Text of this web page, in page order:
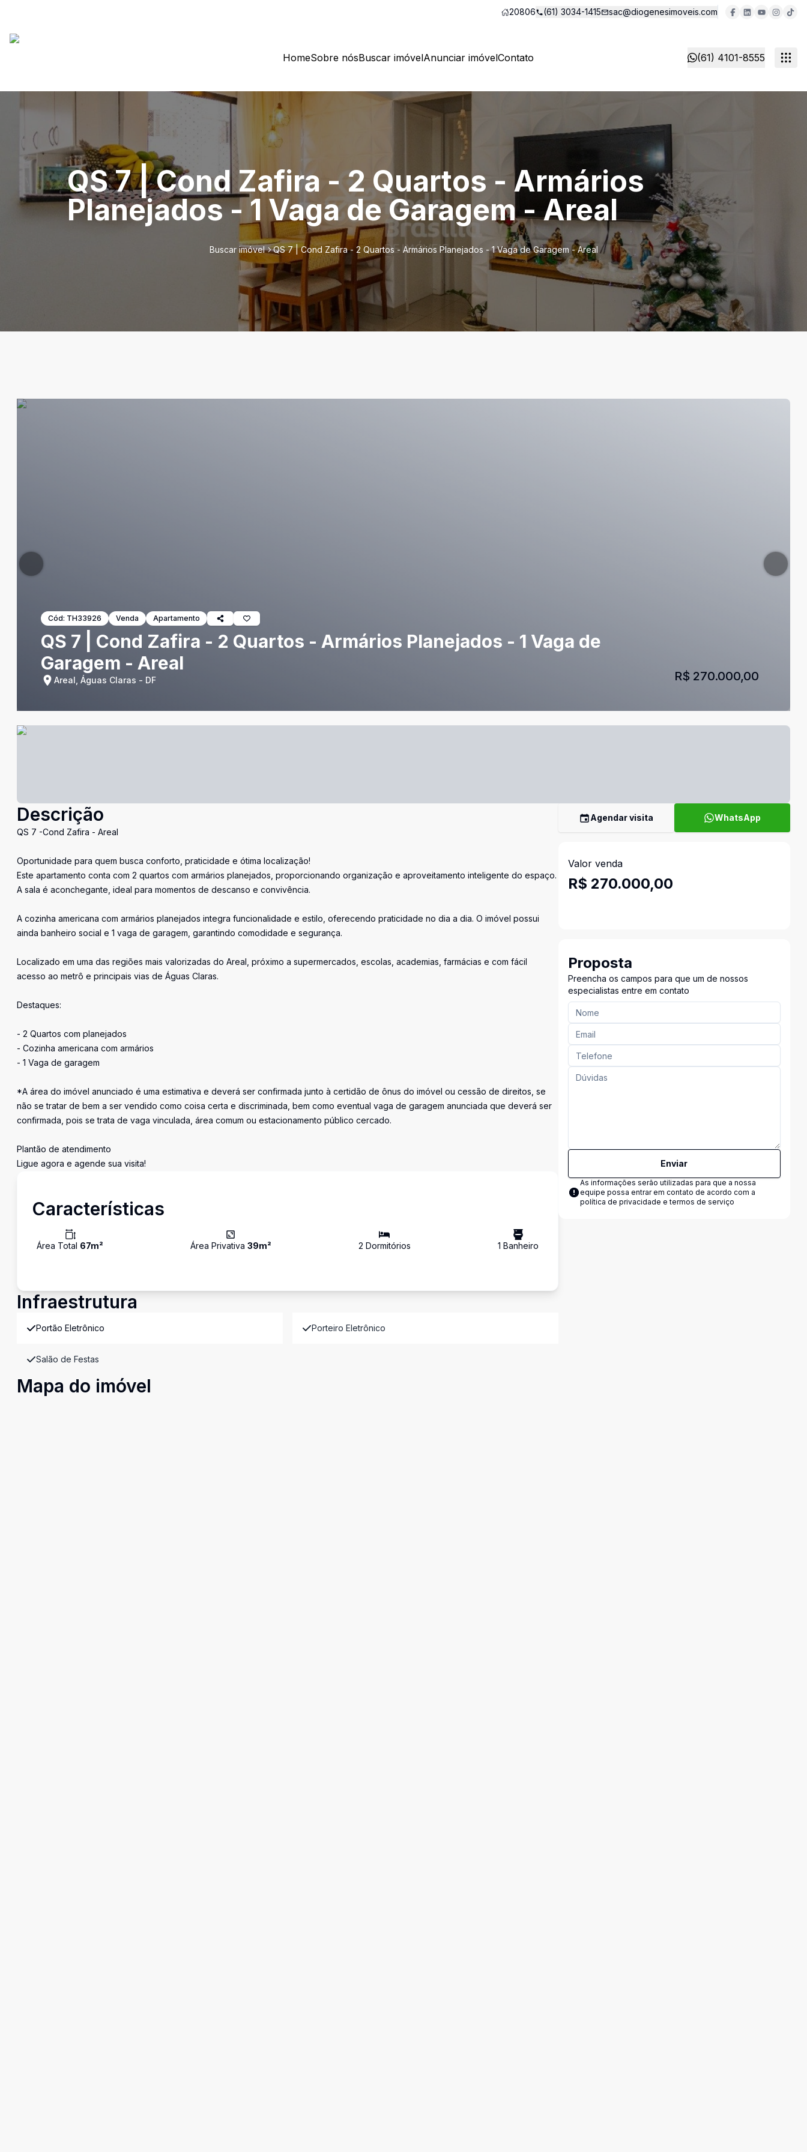
20806 (61) 3034-1415 sac@diogenesimoveis.com
HomeSobre nósBuscar imóvelAnunciar imóvelContato (61) 4101-8555
QS 7 | Cond Zafira - 2 Quartos - Armários
Planejados - 1 Vaga de Garagem - Areal
Buscar imóvel QS 7 | Cond Zafira - 2 Quartos - Armários Planejados - 1 Vaga de Garagem - Areal
Cód: TH33926 Venda Apartamento
QS 7 | Cond Zafira - 2 Quartos - Armários Planejados - 1 Vaga de
Garagem - Areal
Areal, Águas Claras - DF R$ 270.000,00
Descrição
QS 7 -Cond Zafira - Areal
Oportunidade para quem busca conforto, praticidade e ótima localização!
Este apartamento conta com 2 quartos com armários planejados, proporcionando organização e aproveitamento inteligente do espaço.
A sala é aconchegante, ideal para momentos de descanso e convivência.
A cozinha americana com armários planejados integra funcionalidade e estilo, oferecendo praticidade no dia a dia. O imóvel possui
ainda banheiro social e 1 vaga de garagem, garantindo comodidade e segurança.
Localizado em uma das regiões mais valorizadas do Areal, próximo a supermercados, escolas, academias, farmácias e com fácil
acesso ao metrô e principais vias de Águas Claras.
Destaques:
- 2 Quartos com planejados
- Cozinha americana com armários
- 1 Vaga de garagem
*A área do imóvel anunciado é uma estimativa e deverá ser confirmada junto à certidão de ônus do imóvel ou cessão de direitos, se
não se tratar de bem a ser vendido como coisa certa e discriminada, bem como eventual vaga de garagem anunciada que deverá ser
confirmada, pois se trata de vaga vinculada, área comum ou estacionamento público cercado.
Plantão de atendimento
Ligue agora e agende sua visita!
Características
Área Total 67m² Área Privativa 39m² 2 Dormitórios 1 Banheiro
Infraestrutura
Portão Eletrônico Porteiro Eletrônico
Salão de Festas
Mapa do imóvel
Agendar visita WhatsApp
Valor venda
R$ 270.000,00
Proposta
Preencha os campos para que um de nossos
especialistas entre em contato
Enviar
As informações serão utilizadas para que a nossa
equipe possa entrar em contato de acordo com a
política de privacidade e termos de serviço